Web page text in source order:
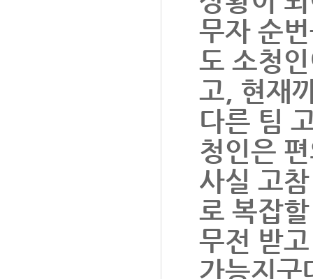
무자 순
도 소청
고, 현재
다른 팀
청인은
사실 고
로 복잡
무전 받
가능지구